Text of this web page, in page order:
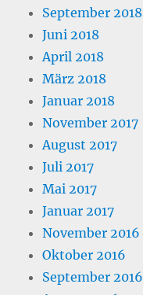
September 2018
Juni 2018
April 2018
März 2018
Januar 2018
November 2017
August 2017
Juli 2017
Mai 2017
Januar 2017
November 2016
Oktober 2016
September 2016